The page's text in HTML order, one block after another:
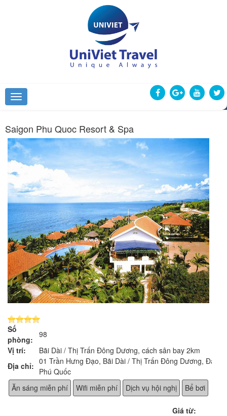
Saigon Phu Quoc Resort & Spa
Số
phòng:
98
Vị trí:
Bãi Dài / Thị Trấn Đông Dương, cách sân bay 2km
Địa chỉ: 01 Trần Hưng Đạo, Bãi Dài / Thị Trấn Đông Dương, Đảo
Phú Quốc
Ăn sáng miễn phí
Wifi miễn phí Dịch vụ hội nghị Bể bơi
Giá từ: